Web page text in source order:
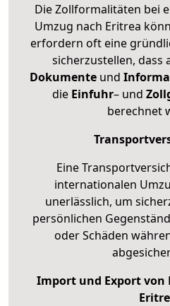
Die Zollformalitäten bei
Umzug nach Eritrea
erfordern oft eine
sicherzustellen, dass
Dokumenteund
die Einfuhr– und
berechnet
Eine
internationalen
unerlässlich, um
persönlichen
oder Schäden
Import und Export von